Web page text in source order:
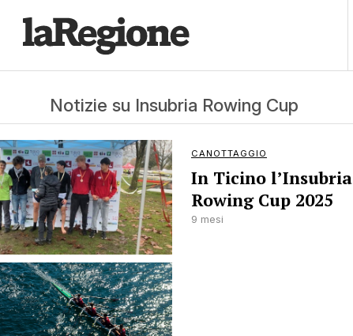
Notizie su Insubria Rowing Cup
CANOTTAGGIO
In Ticino l’Insubria
Rowing Cup 2025
9 mesi